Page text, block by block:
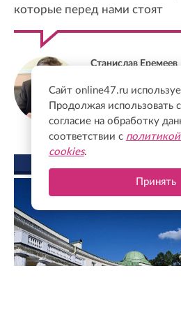
которые перед нами стоят
Станислав Еремеев
Депутат
экономических
Сайт online47.ru
Продолжая использовать
согласие на обработку
соответствии с
cookies.
Принять